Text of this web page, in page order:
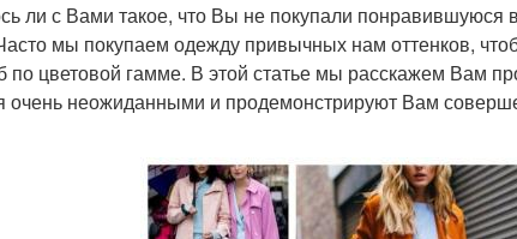
ли с Вами такое, что Вы не покупали понравившуюся
мы покупаем одежду привычных нам оттенков,
по цветовой гамме. В этой статье мы расскажем Вам
очень неожиданными и продемонстрируют Вам